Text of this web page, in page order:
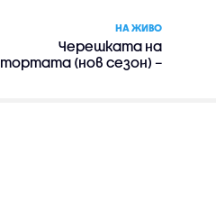
НА ЖИВО
Черешката на
тортата (нов сезон) –